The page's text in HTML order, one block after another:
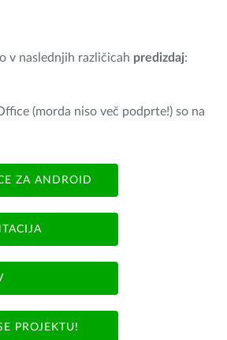
v naslednjih različicah predizdaj:
(morda niso več podprte!) so na
ZA ANDROID
PROJEKTU!